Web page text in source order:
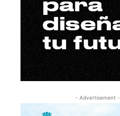
- Advertisement -